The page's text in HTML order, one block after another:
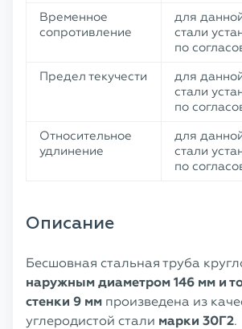
Временное
сопротивление
для
стали
по
Предел текучести
для
стали
по
Относительное
удлинение
для
стали
по
Описание
Бесшовная стальная труба
наружным диаметром 146 мм и
стенки 9 мм произведена из
углеродистой стали марки 30Г2.